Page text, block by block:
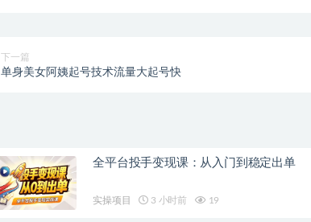
下一篇
单身美女阿姨起号技术流量大起号快
全平台投手变现课：从入门到稳定出单
实操项目 3 小时前 19